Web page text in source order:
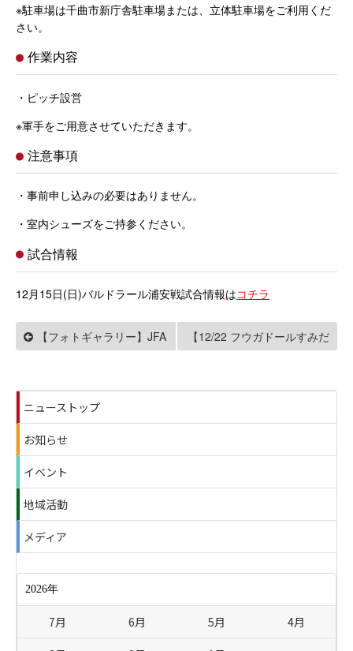
※駐車場は千曲市新庁舎駐車場または、立体駐車場をご利用くだ
さい。
作業内容
・ピッチ設営
※軍手をご用意させていただきます。
注意事項
・事前申し込みの必要はありません。
・室内シューズをご持参ください。
試合情報
12月15日(日)バルドラール浦安戦試合情報はコチラ
【フォトギャラリー】JFA
手権大会第24回長野県大会
準決勝アロッサ松本戦
【12/22 フウガドールすみだ
パルセイロレジェンド vs 松
本山雅FCレジェンド」ガチ
ニューストップ
お知らせ
イベント
地域活動
メディア
2026年
7月 6月 5月 4月